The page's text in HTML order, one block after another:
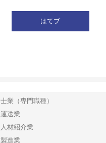
はてブ
士業（専門職種）
運送業
人材紹介業
製造業